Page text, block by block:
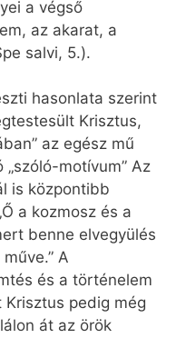
a végső
az akarat, a
salvi, 5.).
hasonlata szerint
Krisztus,
az egész mű
motívum” Az
is központibb
a kozmosz és a
benne elvegyülés
A
és a történelem
pedig még
át az örök